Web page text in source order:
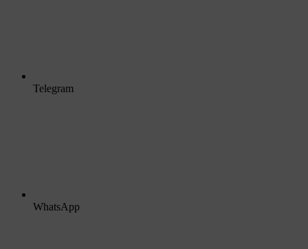
Telegram
WhatsApp